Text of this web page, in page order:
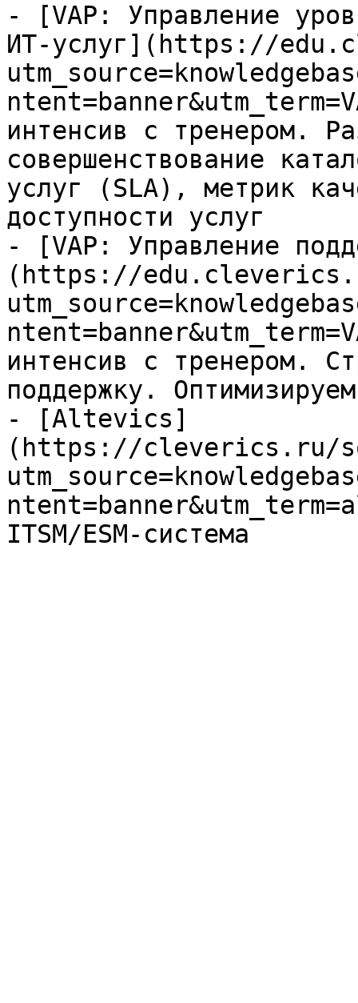
- [VAP: Управление
ИТ-услуг](https://
интенсив с тренером.
совершенствование
услуг (SLA), метрик
доступности услуг
- [VAP: Управление
(https://
интенсив с тренером.
поддержку.
- [Altevics]
(https://cleverics.ru/
ITSM/ESM-система